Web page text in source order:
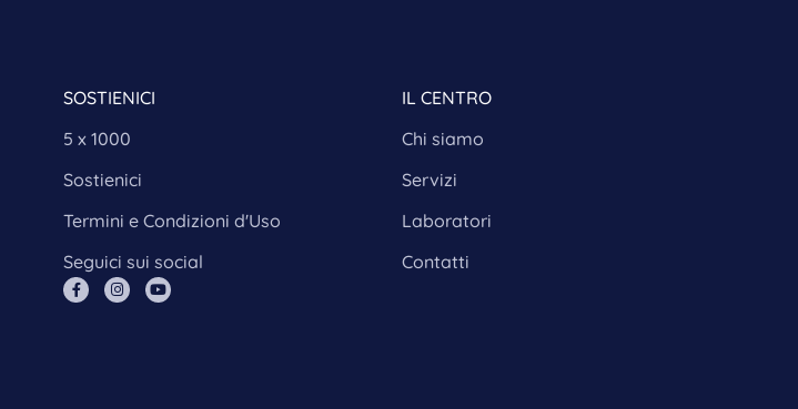
SOSTIENICI
5 x 1000
Sostienici
Termini e Condizioni d'Uso
Seguici sui social
IL CENTRO
Chi siamo
Servizi
Laboratori
Contatti